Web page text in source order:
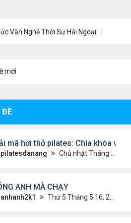
Văn Nghệ Thời Sự Hải Ngoại
mới
ĐỀ
mã hơi thở pilates: Chìa khóa
pilatesdanang Chủ nhật Tháng 7 27, 2025 12:57 pm
ANH MÀ CHẠY
anhanh2k1 Thứ 5 Tháng 5 16, 2024 2:19 am